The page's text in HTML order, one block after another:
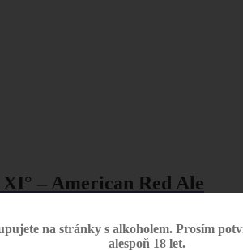
– American Red Ale
do košíku
na stránky s alkoholem. Prosím
alespoň 18 let.